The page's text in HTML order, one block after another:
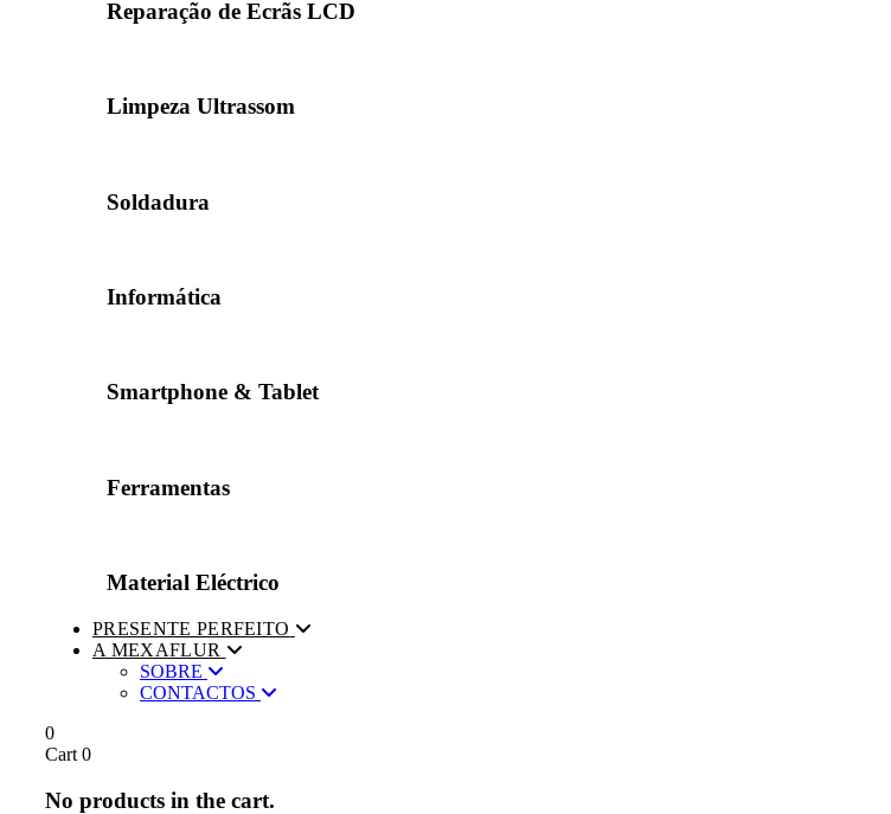
Reparação de Ecrãs LCD
Limpeza Ultrassom
Soldadura
Informática
Smartphone & Tablet
Ferramentas
Material Eléctrico
PRESENTE PERFEITO
A MEXAFLUR
SOBRE
CONTACTOS
0
Cart 0
No products in the cart.